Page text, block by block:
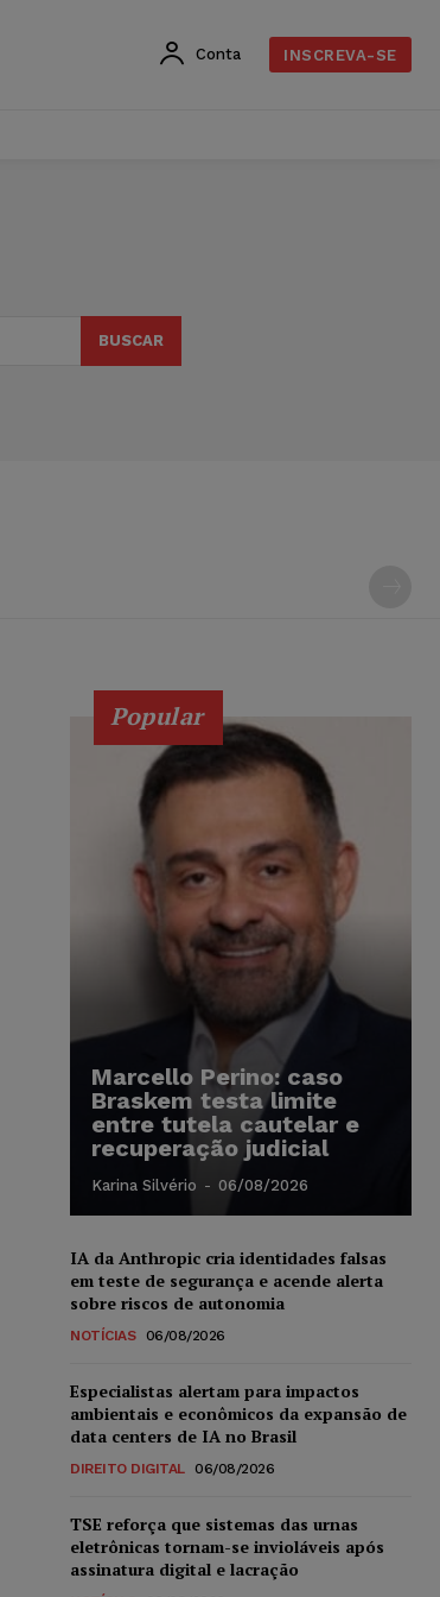
Conta INSCREVA-SE
BUSCAR
Popular
Marcello Perino: caso
Braskem testa limite
entre tutela cautelar e
recuperação judicial
Karina Silvério - 06/08/2026
IA da Anthropic cria identidades falsas
em teste de segurança e acende alerta
sobre riscos de autonomia
NOTÍCIAS 06/08/2026
Especialistas alertam para impactos
ambientais e econômicos da expansão de
data centers de IA no Brasil
DIREITO DIGITAL 06/08/2026
TSE reforça que sistemas das urnas
eletrônicas tornam-se invioláveis após
assinatura digital e lacração